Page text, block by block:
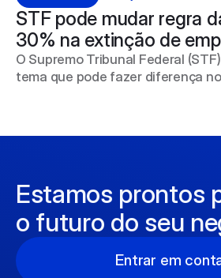
STF pode mudar regra
30% na extinção de
O Supremo Tribunal Federal
tema que pode fazer diferença
Estamos prontos
o futuro do seu
Entrar em